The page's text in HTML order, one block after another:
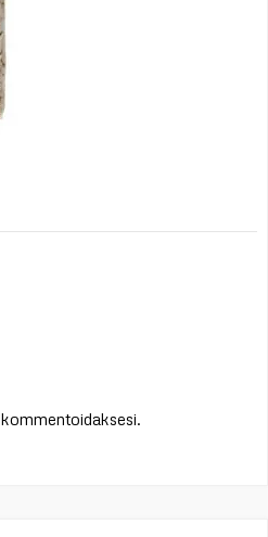
kommentoidaksesi.